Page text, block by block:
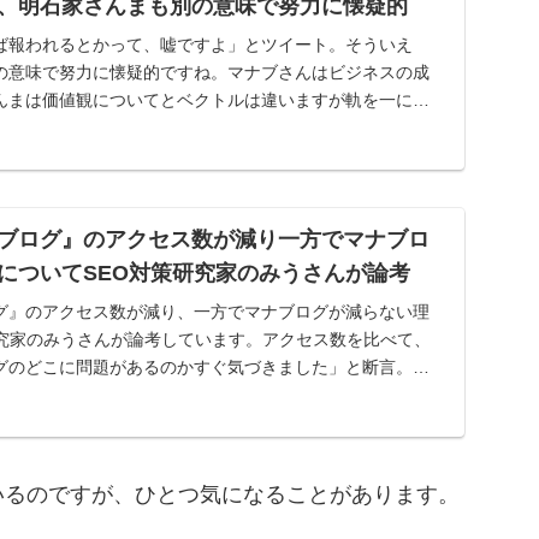
明石家さんまも別の意味で努力に懐疑的
われるとかって、嘘ですよ」とツイート。そういえ
意味で努力に懐疑的ですね。マナブさんはビジネスの成
まは価値観についてとベクトルは違いますが軌を一にし
ログ』のアクセス数が減り一方でマナブロ
ついてSEO対策研究家のみうさんが論考
』のアクセス数が減り、一方でマナブログが減らない理
のみうさんが論考しています。アクセス数を比べて、
どこに問題があるのかすぐ気づきました」と断言。そ
のですが、ひとつ気になることがあります。